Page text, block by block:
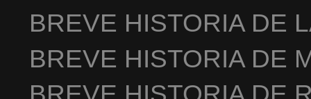
BREVE HISTORIA DE
BREVE HISTORIA DE